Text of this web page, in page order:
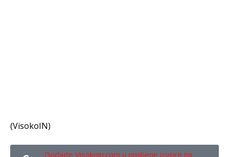
(VisokoIN)
Dodajte Visokoin.com u omiljene izvore na